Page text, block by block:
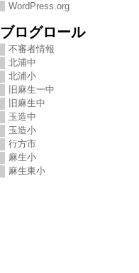
WordPress.org
ブログロール
不審者情報
北浦中
北浦小
旧麻生一中
旧麻生中
玉造中
玉造小
行方市
麻生小
麻生東小